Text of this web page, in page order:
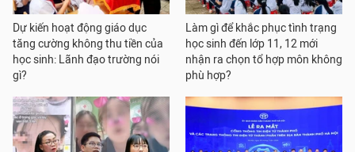
Dự kiến hoạt động giáo dục
tăng cường không thu tiền của
học sinh: Lãnh đạo trường nói
gì?
Làm gì để khắc phục tình trạng
học sinh đến lớp 11, 12 mới
nhận ra chọn tổ hợp môn không
phù hợp?